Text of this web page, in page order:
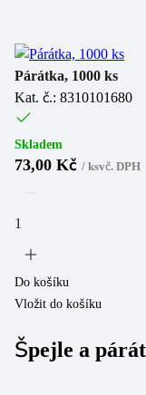
Párátka, 1000 ks
Kat. č.: 8310101680
Skladem
73,00 Kč / ksvč. DPH
Do košíku
Vložit do košíku
Špejle a